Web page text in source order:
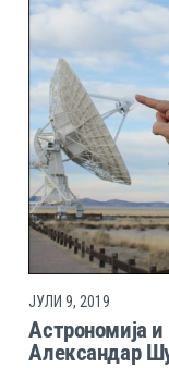
ЈУЛИ 9, 2019
Астрономија
Александар